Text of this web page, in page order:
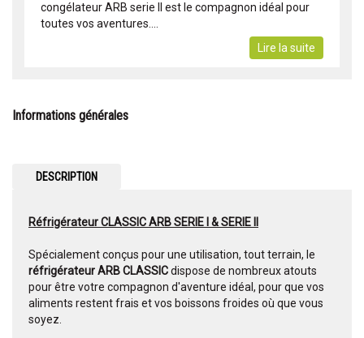
congélateur ARB serie II est le compagnon idéal pour
toutes vos aventures....
Lire la suite
Informations générales
DESCRIPTION
Réfrigérateur CLASSIC ARB SERIE I & SERIE II
Spécialement conçus pour une utilisation, tout terrain, le
réfrigérateur ARB CLASSICdispose de nombreux atouts
pour être votre compagnon d'aventure idéal, pour que vos
aliments restent frais et vos boissons froides où que vous
soyez.